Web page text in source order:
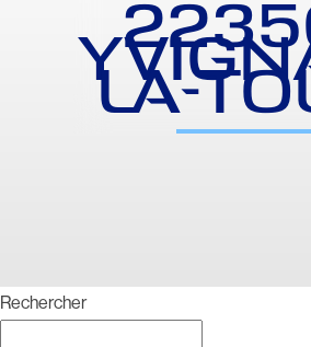
LA-
Rechercher